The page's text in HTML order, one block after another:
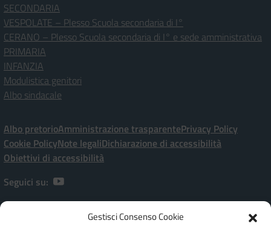
Gestisci Consenso Cookie
SECONDARIA
VESPOLATE – Plesso Scuola secondaria di I°
CERANO – Plesso Scuola secondaria di I° e sede amministrativa
PRIMARIA
INFANZIA
Modulistica genitori
Albo sindacale
Albo pretorioAmministrazione trasparentePrivacy Policy
Cookie PolicyNote legaliDichiarazione di accessibilità
Obiettivi di accessibilità
Seguici su:
Istituto Comprensivo Statale “P. Ramati” | Viale Marchetti, 20 – 28065